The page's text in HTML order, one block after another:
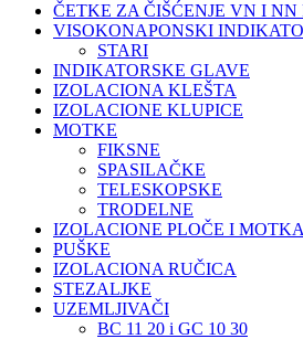
ČETKE ZA ČIŠĆENJE VN I NN
VISOKONAPONSKI
STARI
INDIKATORSKE GLAVE
IZOLACIONA KLEŠTA
IZOLACIONE KLUPICE
MOTKE
FIKSNE
SPASILAČKE
TELESKOPSKE
TRODELNE
IZOLACIONE PLOČE I MOTKA
PUŠKE
IZOLACIONA RUČICA
STEZALJKE
UZEMLJIVAČI
BC 11 20 i GC 10 30